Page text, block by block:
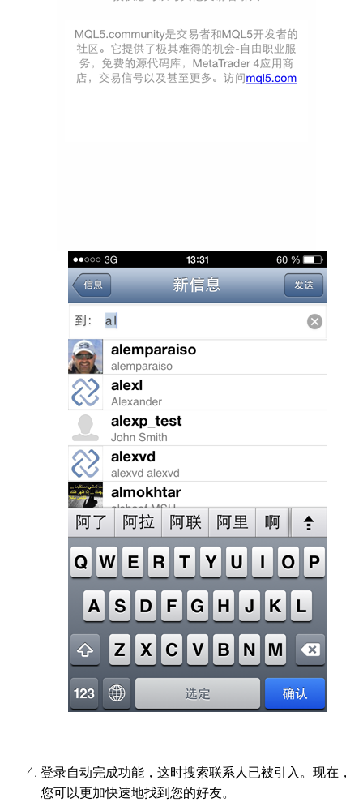
登录自动完成功能，这时搜索联系人已被引入。现在，
您可以更加快速地找到您的好友。